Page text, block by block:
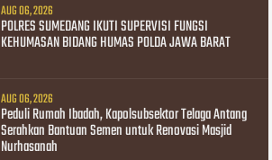
AUG 06, 2026
POLRES SUMEDANG IKUTI SUPERVISI FUNGSI
KEHUMASAN BIDANG HUMAS POLDA JAWA BARAT
AUG 06, 2026
Peduli Rumah Ibadah, Kapolsubsektor Telaga Antang
Serahkan Bantuan Semen untuk Renovasi Masjid
Nurhasanah